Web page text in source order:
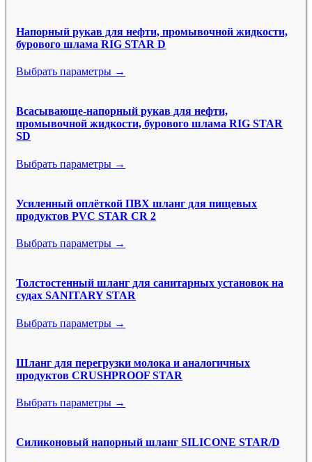
Напорный рукав для нефти, промывочной жидкости,
бурового шлама RIG STAR D
Выбрать параметры →
Всасывающе-напорный рукав для нефти,
промывочной жидкости, бурового шлама RIG STAR
SD
Выбрать параметры →
Усиленный оплёткой ПВХ шланг для пищевых
продуктов PVC STAR CR 2
Выбрать параметры →
Толстостенный шланг для санитарных установок на
судах SANITARY STAR
Выбрать параметры →
Шланг для перегрузки молока и аналогичных
продуктов CRUSHPROOF STAR
Выбрать параметры →
Силиконовый напорный шланг SILICONE STAR/D